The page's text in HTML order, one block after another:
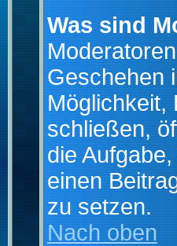
Was sind
Geschehen
Möglichkeit,
schließen,
die
einen
zu setzen.
Nach oben